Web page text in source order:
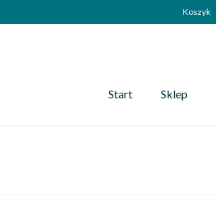
Koszyk
Start Sklep